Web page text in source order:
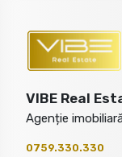
VIBE Real
Agenție
0759.330.330